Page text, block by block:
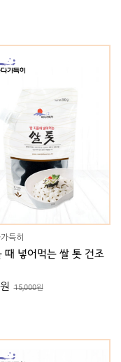
득히
때 넣어먹는 쌀 톳 건조
15,000원